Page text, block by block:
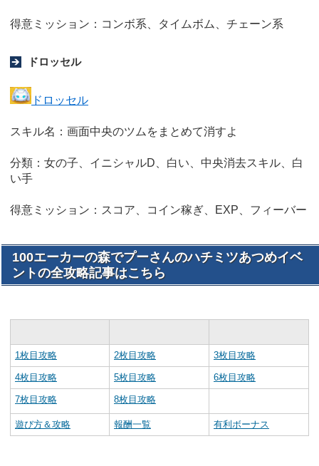
得意ミッション：コンボ系、タイムボム、チェーン系
ドロッセル
ドロッセル
スキル名：画面中央のツムをまとめて消すよ
分類：女の子、イニシャルD、白い、中央消去スキル、白
い手
得意ミッション：スコア、コイン稼ぎ、EXP、フィーバー
100エーカーの森でプーさんのハチミツあつめイベ
ントの全攻略記事はこちら
1枚目攻略 2枚目攻略 3枚目攻略
4枚目攻略 5枚目攻略 6枚目攻略
7枚目攻略 8枚目攻略
遊び方＆攻略 報酬一覧 有利ボーナス